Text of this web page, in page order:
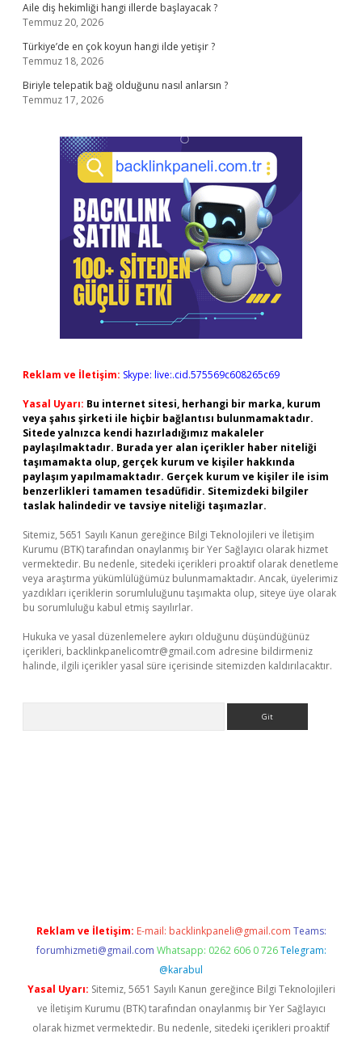
Aile diş hekimliği hangi illerde başlayacak ?
Temmuz 20, 2026
Türkiye’de en çok koyun hangi ilde yetişir ?
Temmuz 18, 2026
Biriyle telepatik bağ olduğunu nasıl anlarsın ?
Temmuz 17, 2026
Reklam ve İletişim: Skype: live:.cid.575569c608265c69
Yasal Uyarı: Bu internet sitesi, herhangi bir marka, kurum
veya şahıs şirketi ile hiçbir bağlantısı bulunmamaktadır.
Sitede yalnızca kendi hazırladığımız makaleler
paylaşılmaktadır. Burada yer alan içerikler haber niteliği
taşımamakta olup, gerçek kurum ve kişiler hakkında
paylaşım yapılmamaktadır. Gerçek kurum ve kişiler ile isim
benzerlikleri tamamen tesadüfidir. Sitemizdeki bilgiler
taslak halindedir ve tavsiye niteliği taşımazlar.
Sitemiz, 5651 Sayılı Kanun gereğince Bilgi Teknolojileri ve İletişim
Kurumu (BTK) tarafından onaylanmış bir Yer Sağlayıcı olarak hizmet
vermektedir. Bu nedenle, sitedeki içerikleri proaktif olarak denetleme
veya araştırma yükümlülüğümüz bulunmamaktadır. Ancak, üyelerimiz
yazdıkları içeriklerin sorumluluğunu taşımakta olup, siteye üye olarak
bu sorumluluğu kabul etmiş sayılırlar.
Hukuka ve yasal düzenlemelere aykırı olduğunu düşündüğünüz
içerikleri, backlinkpanelicomtr@gmail.com adresine bildirmeniz
halinde, ilgili içerikler yasal süre içerisinde sitemizden kaldırılacaktır.
Reklam ve İletişim: E-mail: backlinkpaneli@gmail.com Teams:
forumhizmeti@gmail.com Whatsapp: 0262 606 0 726 Telegram:
@karabul
Yasal Uyarı: Sitemiz, 5651 Sayılı Kanun gereğince Bilgi Teknolojileri
ve İletişim Kurumu (BTK) tarafından onaylanmış bir Yer Sağlayıcı
olarak hizmet vermektedir. Bu nedenle, sitedeki içerikleri proaktif